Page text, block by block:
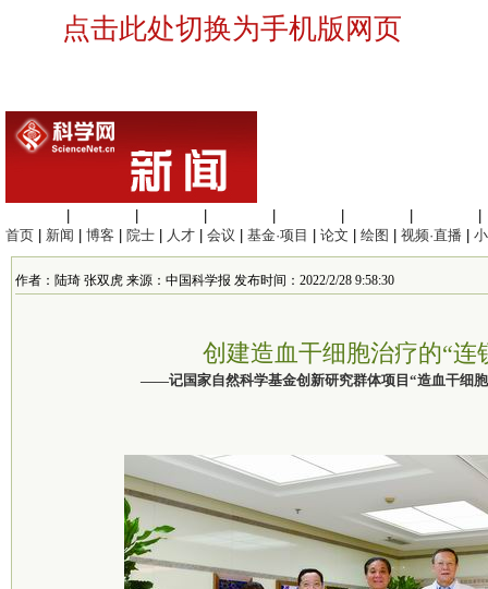
点击此处切换为手机版网页
首页
新闻 博客 院士 人才 会议 基金·项目 论文 绘图 视频·直播
作者：陆琦 张双虎 来源：中国科学报 发布时间：2022/2/28 9:58:30
创建造血干细胞治疗的“连
——记国家自然科学基金创新研究群体项目“造血干细